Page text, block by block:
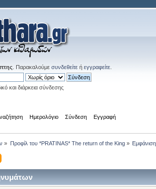
. Παρακαλούμε συνδεθείτε ή εγγραφείτε
και διάρκεια σύνδεσης
Ημερολόγιο Σύνδεση Εγγραφή
» Προφίλ του *PRATINAS* The return of the King»